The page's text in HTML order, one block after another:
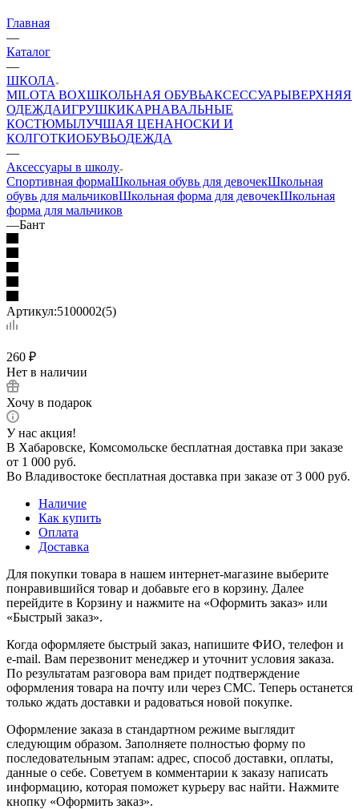
Главная
—
Каталог
—
ШКОЛА
MILOTA BOXШКОЛЬНАЯ ОБУВЬАКСЕССУАРЫВЕРХНЯЯ
ОДЕЖДАИГРУШКИКАРНАВАЛЬНЫЕ
КОСТЮМЫЛУЧШАЯ ЦЕНАНОСКИ И
КОЛГОТКИОБУВЬОДЕЖДА
—
Аксессуары в школу
Спортивная формаШкольная обувь для девочекШкольная
обувь для мальчиковШкольная форма для девочекШкольная
форма для мальчиков
—Бант
Артикул:5100002(5)
260 ₽
Нет в наличии
Хочу в подарок
У нас акция!
В Хабаровске, Комсомольске бесплатная доставка при заказе
от 1 000 руб.
Во Владивостоке бесплатная доставка при заказе от 3 000 руб.
Наличие
Как купить
Оплата
Доставка
Для покупки товара в нашем интернет-магазине выберите
понравившийся товар и добавьте его в корзину. Далее
перейдите в Корзину и нажмите на «Оформить заказ» или
«Быстрый заказ».
Когда оформляете быстрый заказ, напишите ФИО, телефон и
e-mail. Вам перезвонит менеджер и уточнит условия заказа.
По результатам разговора вам придет подтверждение
оформления товара на почту или через СМС. Теперь останется
только ждать доставки и радоваться новой покупке.
Оформление заказа в стандартном режиме выглядит
следующим образом. Заполняете полностью форму по
последовательным этапам: адрес, способ доставки, оплаты,
данные о себе. Советуем в комментарии к заказу написать
информацию, которая поможет курьеру вас найти. Нажмите
кнопку «Оформить заказ».